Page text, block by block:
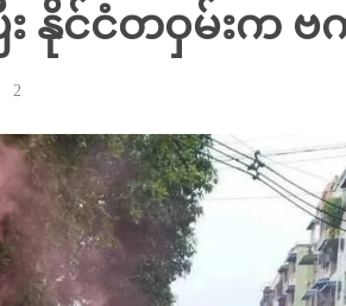
း နိုင်ငံတဝှမ်းက
2